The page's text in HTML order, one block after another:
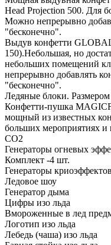
Head Projection 500. Для
Можно непрерывно
"бесконечно".
Выдув конфетти
150).Небольшая, но
небольших помещений
непрерывно добавлять
"бесконечно".
Ледяные блоки.
Конфетти-пушка
мощный из известных
больших мероприятиях и
СО2
Генераторы огневых
Комплект -4 шт.
Генераторы
Ледовое шоу
Генератор дыма
Цифры изо льда
Вмороженные в лед
Логотип изо льда
Лебедь (чаша) изо льда